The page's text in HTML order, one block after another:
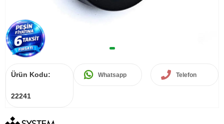
Ürün Kodu:
22241
Whatsapp Telefon